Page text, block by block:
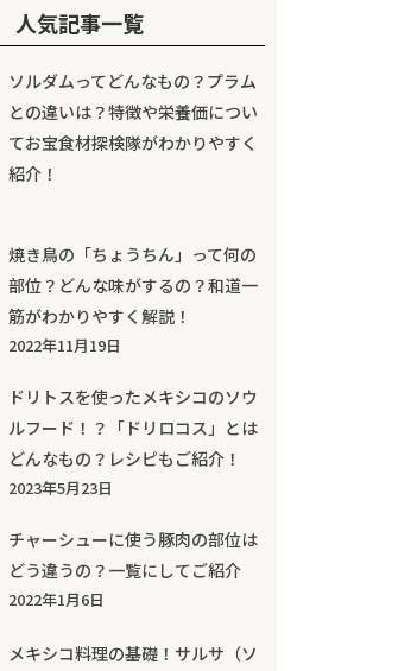
人気記事一覧
ソルダムってどんなもの？プラム
との違いは？特徴や栄養価につい
てお宝食材探検隊がわかりやすく
紹介！
焼き鳥の「ちょうちん」って何の
部位？どんな味がするの？和道一
筋がわかりやすく解説！
2022年11月19日
ドリトスを使ったメキシコのソウ
ルフード！？「ドリロコス」とは
どんなもの？レシピもご紹介！
2023年5月23日
チャーシューに使う豚肉の部位は
どう違うの？一覧にしてご紹介
2022年1月6日
メキシコ料理の基礎！サルサ（ソ